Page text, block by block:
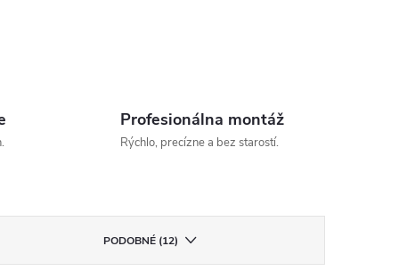
Profesionálna montáž
Rýchlo, precízne a bez starostí.
PODOBNÉ (12)